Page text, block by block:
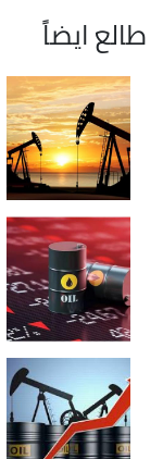
طالع ايضاً